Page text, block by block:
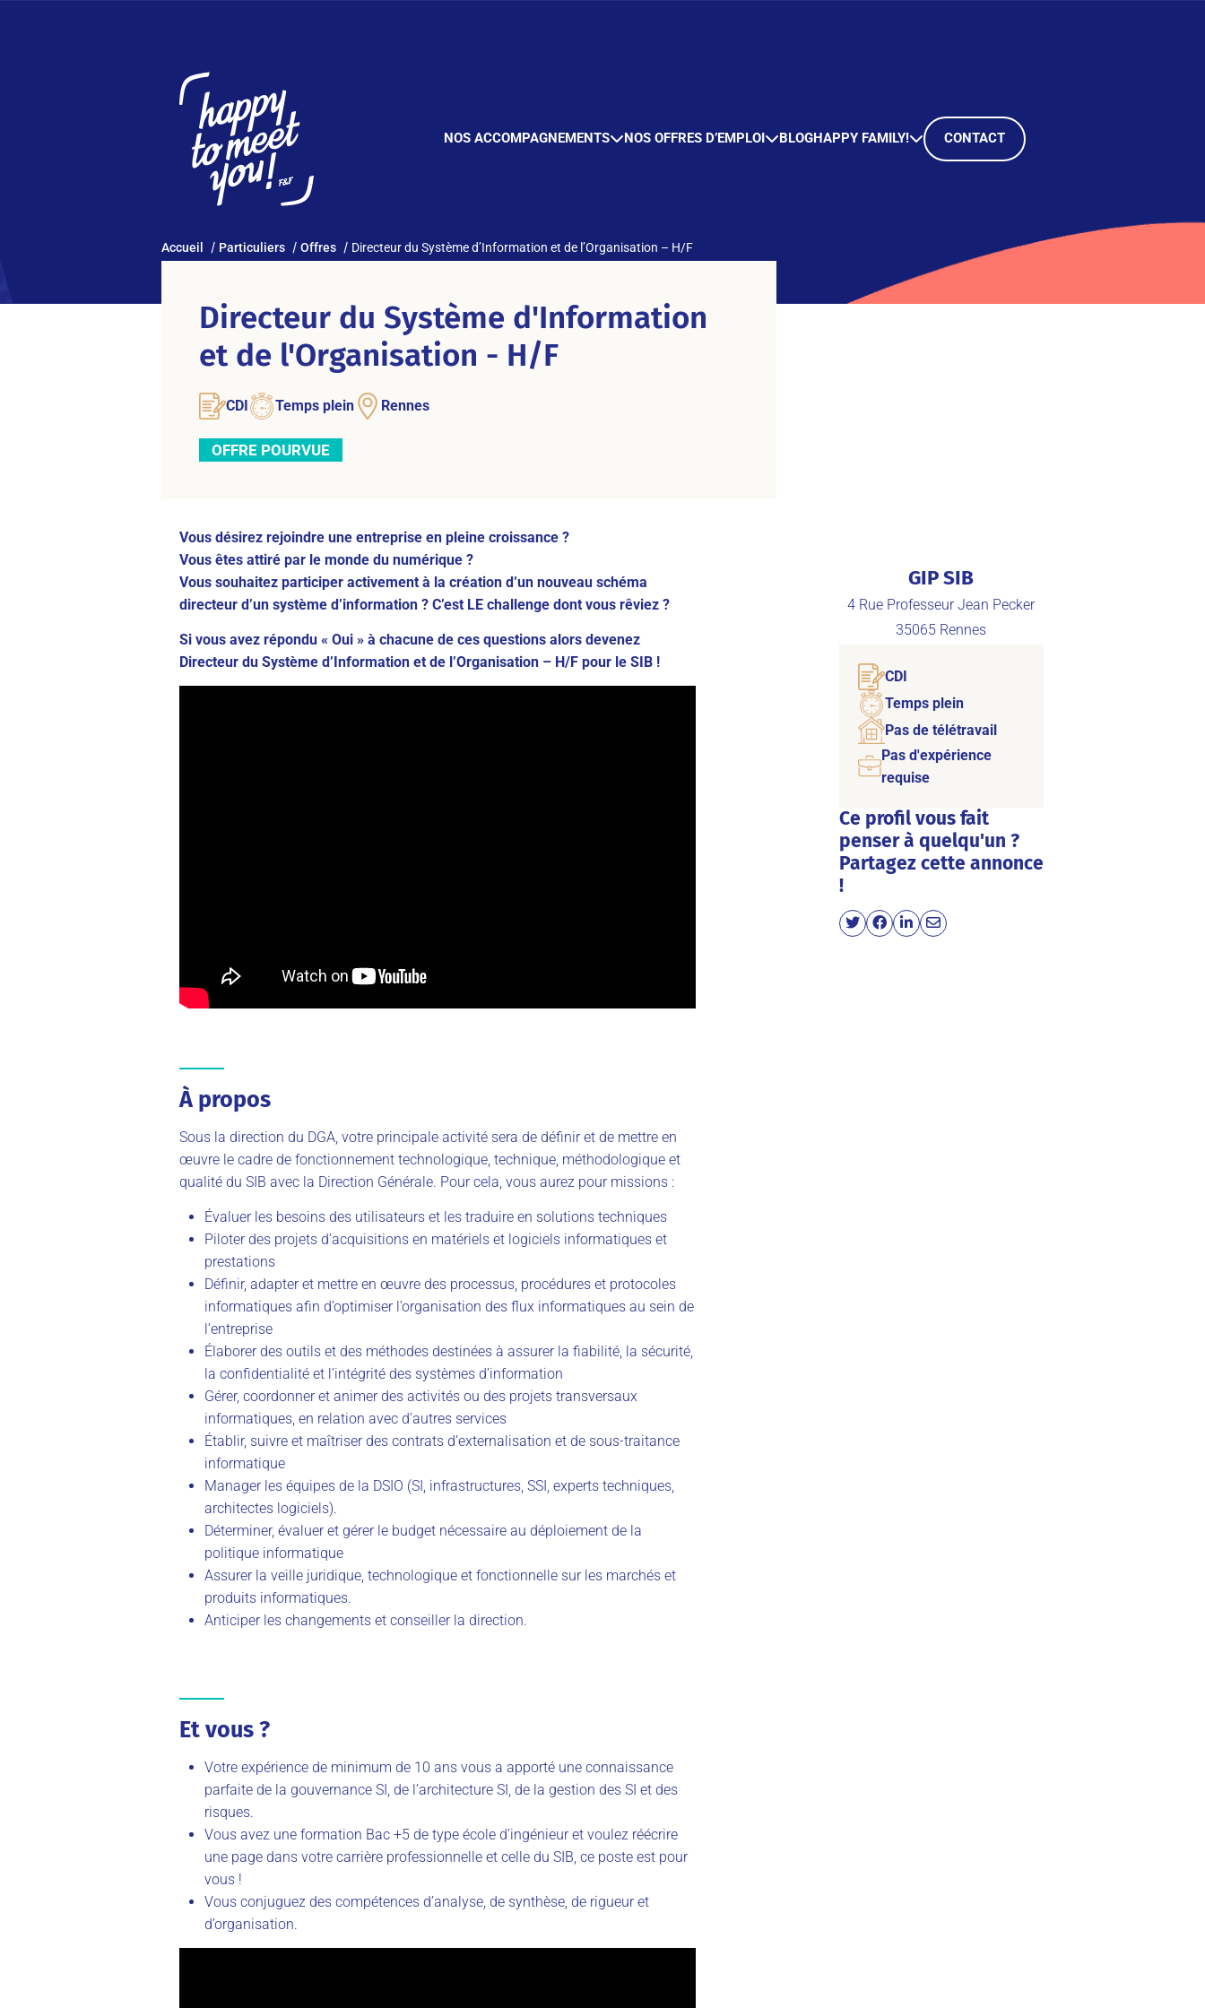
NOS ACCOMPAGNEMENTS NOS OFFRES D’EMPLOI BLOGHAPPY FAMILY! CONTACT
Accueil Particuliers Offres Directeur du Système d’Information et de l’Organisation – H/F
Directeur du Système d'Information
et de l'Organisation - H/F
CDI Temps plein Rennes
OFFRE POURVUE
Vous désirez rejoindre une entreprise en pleine croissance ?
Vous êtes attiré par le monde du numérique ?
Vous souhaitez participer activement à la création d’un nouveau schéma
directeur d’un système d’information ? C’est LE challenge dont vous rêviez ?
Si vous avez répondu « Oui » à chacune de ces questions alors devenez
Directeur du Système d’Information et de l’Organisation – H/F pour le SIB !
À propos
Sous la direction du DGA, votre principale activité sera de définir et de mettre en
œuvre le cadre de fonctionnement technologique, technique, méthodologique et
qualité du SIB avec la Direction Générale. Pour cela, vous aurez pour missions :
Évaluer les besoins des utilisateurs et les traduire en solutions techniques
Piloter des projets d’acquisitions en matériels et logiciels informatiques et
prestations
Définir, adapter et mettre en œuvre des processus, procédures et protocoles
informatiques afin d’optimiser l’organisation des flux informatiques au sein de
l’entreprise
Élaborer des outils et des méthodes destinées à assurer la fiabilité, la sécurité,
la confidentialité et l’intégrité des systèmes d’information
Gérer, coordonner et animer des activités ou des projets transversaux
informatiques, en relation avec d’autres services
Établir, suivre et maîtriser des contrats d’externalisation et de sous-traitance
informatique
Manager les équipes de la DSIO (SI, infrastructures, SSI, experts techniques,
architectes logiciels).
Déterminer, évaluer et gérer le budget nécessaire au déploiement de la
politique informatique
Assurer la veille juridique, technologique et fonctionnelle sur les marchés et
produits informatiques.
Anticiper les changements et conseiller la direction.
Et vous ?
Votre expérience de minimum de 10 ans vous a apporté une connaissance
parfaite de la gouvernance SI, de l’architecture SI, de la gestion des SI et des
risques.
Vous avez une formation Bac +5 de type école d’ingénieur et voulez réécrire
une page dans votre carrière professionnelle et celle du SIB, ce poste est pour
vous !
Vous conjuguez des compétences d’analyse, de synthèse, de rigueur et
d’organisation.
GIP SIB
4 Rue Professeur Jean Pecker
35065 Rennes
CDI
Temps plein
Pas de télétravail
Pas d'expérience
requise
Ce profil vous fait
penser à quelqu'un ?
Partagez cette annonce
!